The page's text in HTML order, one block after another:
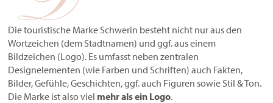
Die touristische Marke Schwerin besteht nicht nur aus den
Wortzeichen (dem Stadtnamen) und ggf. aus einem
Bildzeichen (Logo). Es umfasst neben zentralen
Designelementen (wie Farben und Schriften) auch Fakten,
Bilder, Gefühle, Geschichten, ggf. auch Figuren sowie Stil & Ton.
Die Marke ist also viel mehr als ein Logo.